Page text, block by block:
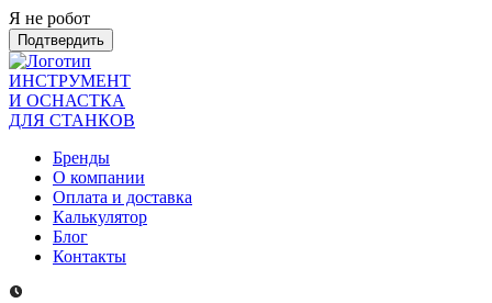
Я не робот
Подтвердить
ИНСТРУМЕНТ
И ОСНАСТКА
ДЛЯ СТАНКОВ
Бренды
О компании
Оплата и доставка
Калькулятор
Блог
Контакты